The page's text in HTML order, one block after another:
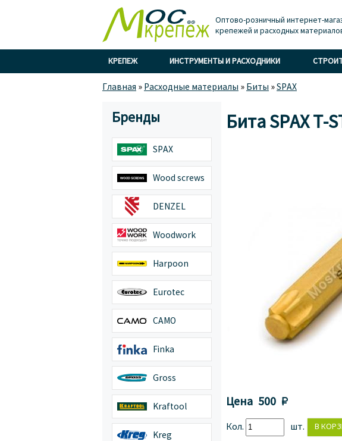
Оптово-розничный интернет-
крепежей и расходных
КРЕПЕЖ ИНСТРУМЕНТЫ И РАСХОДНИКИ
Главная » Расходные материалы » Биты »SPAX
Бренды
SPAX
Wood screws
DENZEL
Woodwork
Harpoon
Eurotec
CAMO
Finka
Gross
Kraftool
Kreg
Бита SPAX T-
Цена 500 
Кол. шт.